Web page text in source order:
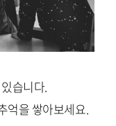
습니다.
억을 쌓아보세요.